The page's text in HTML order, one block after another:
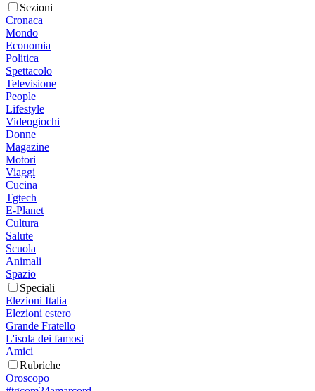
Sezioni
Cronaca
Mondo
Economia
Politica
Spettacolo
Televisione
People
Lifestyle
Videogiochi
Donne
Magazine
Motori
Viaggi
Cucina
Tgtech
E-Planet
Cultura
Salute
Scuola
Animali
Spazio
Speciali
Elezioni Italia
Elezioni estero
Grande Fratello
L'isola dei famosi
Amici
Rubriche
Oroscopo